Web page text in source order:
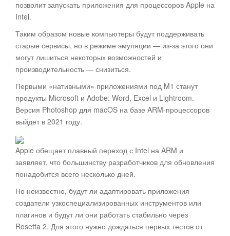
позволит запускать приложения для процессоров Apple на
Intel.
Таким образом новые компьютеры будут поддерживать
старые сервисы, но в режиме эмуляции — из-за этого они
могут лишиться некоторых возможностей и
производительность — снизиться.
Первыми «нативными» приложениями под M1 станут
продукты Microsoft и Adobe: Word, Excel и Lightroom.
Версия Photoshop для macOS на базе ARM-процессоров
выйдет в 2021 году.
Apple обещает плавный переход с Intel на ARM и
заявляет, что большинству разработчиков для обновления
понадобится всего несколько дней.
Но неизвестно, будут ли адаптировать приложения
создатели узкоспециализированных инструментов или
плагинов и будут ли они работать стабильно через
Rosetta 2. Для этого нужно дождаться первых тестов от